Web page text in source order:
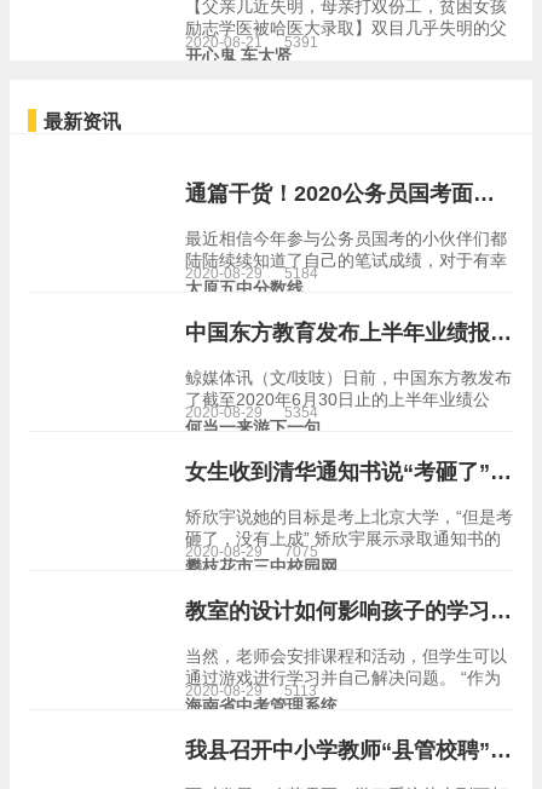
【父亲几近失明，母亲打双份工，贫困女孩
励志学医被哈医大录取】双目几乎失明的父
亲、渗水潮湿的旧屋、贫困的家境…目睹了
开心鬼 车太贤
2020-08-21 5391
最新资讯
通篇干货！2020公务员国考面试流程介绍
最近相信今年参与公务员国考的小伙伴们都
陆陆续续知道了自己的笔试成绩，对于有幸
进入面试的小伙伴，接下来要介绍的国考面
顺利上岸，对于今年没有进入面试的小伙伴
来说，这也是…
太原五中分数线
2020-08-29 5184
中国东方教育发布上半年业绩报告 营收同比下降16.7%
鲸媒体讯（文/吱吱）日前，中国东方教发布
了截至2020年6月30日止的上半年业绩公
告。财报显示，报告期内，中国东方学习营
润2.43亿元，同比下降22.4%…
何当一来游下一句
2020-08-29 5354
女生收到清华通知书说“考砸了” 网友惊呆：学霸的世界我不懂
矫欣宇说她的目标是考上北京大学，“但是考
砸了，没有上成” 矫欣宇展示录取通知书的
同时，也向学弟学妹送去了备考祝福 贵州兴
的录取通知书，于是她邀请班主任和…
攀枝花市三中校园网
2020-08-29 7075
教室的设计如何影响孩子的学习？14位医学和教育专家这样说……
当然，老师会安排课程和活动，但学生可以
通过游戏进行学习并自己解决问题。 “作为
一名游戏治疗师，从我的角度看待空间，如
子之间建立联系，那么这将有助于学习，因
为他们在这里…
海南省中考管理系统
2020-08-29 5113
我县召开中小学教师“县管校聘”管理体制改革工作安排会